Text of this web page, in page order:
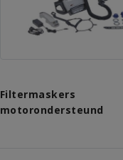
Filtermaskers
motorondersteund